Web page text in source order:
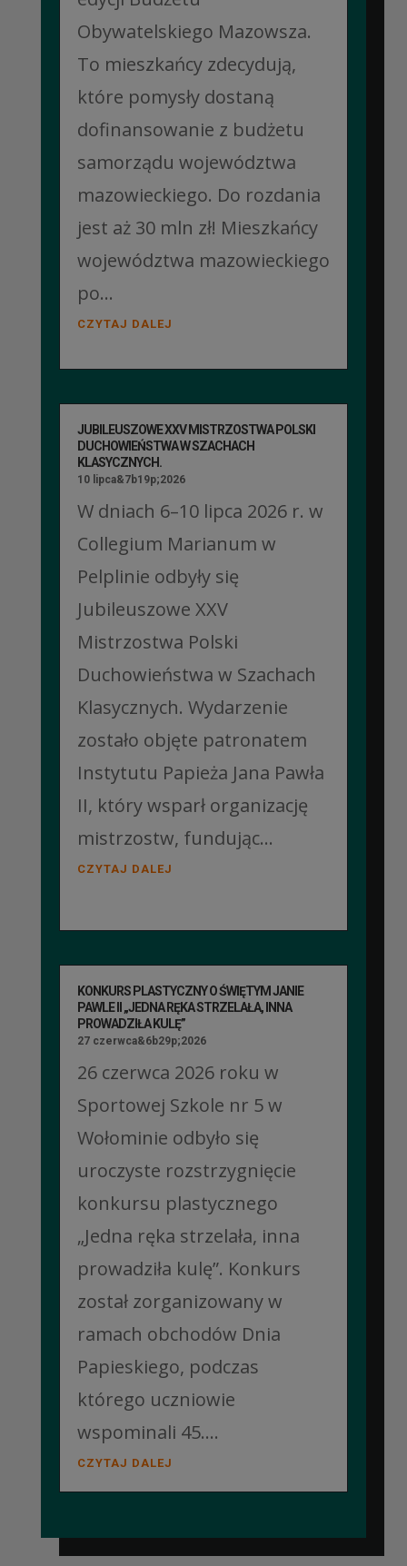
Obywatelskiego Mazowsza.
To mieszkańcy zdecydują,
które pomysły dostaną
dofinansowanie z budżetu
samorządu województwa
mazowieckiego. Do rozdania
jest aż 30 mln zł! Mieszkańcy
województwa mazowieckiego
po...
CZYTAJ DALEJ
JUBILEUSZOWE XXV MISTRZOSTWA POLSKI
DUCHOWIEŃSTWA W SZACHACH
KLASYCZNYCH.
10 lipca&7b19p;2026
W dniach 6–10 lipca 2026 r. w
Collegium Marianum w
Pelplinie odbyły się
Jubileuszowe XXV
Mistrzostwa Polski
Duchowieństwa w Szachach
Klasycznych. Wydarzenie
zostało objęte patronatem
Instytutu Papieża Jana Pawła
II, który wsparł organizację
mistrzostw, fundując...
CZYTAJ DALEJ
KONKURS PLASTYCZNY O ŚWIĘTYM JANIE
PAWLE II „JEDNA RĘKA STRZELAŁA, INNA
PROWADZIŁA KULĘ”
27 czerwca&6b29p;2026
26 czerwca 2026 roku w
Sportowej Szkole nr 5 w
Wołominie odbyło się
uroczyste rozstrzygnięcie
konkursu plastycznego
„Jedna ręka strzelała, inna
prowadziła kulę”. Konkurs
został zorganizowany w
ramach obchodów Dnia
Papieskiego, podczas
którego uczniowie
wspominali 45....
CZYTAJ DALEJ